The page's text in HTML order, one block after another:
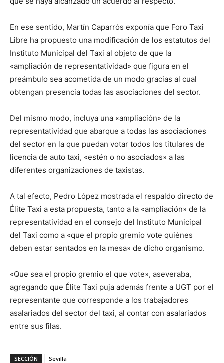
En ese sentido, Martín Caparrós exponía que Foro Taxi
Libre ha propuesto una modificación de los estatutos del
Instituto Municipal del Taxi al objeto de que la
«ampliación de representatividad» que figura en el
preámbulo sea acometida de un modo gracias al cual
obtengan presencia todas las asociaciones del sector.
Del mismo modo, incluya una «ampliación» de la
representatividad que abarque a todas las asociaciones
del sector en la que puedan votar todos los titulares de
licencia de auto taxi, «estén o no asociados» a las
diferentes organizaciones de taxistas.
A tal efecto, Pedro López mostrada el respaldo directo de
Élite Taxi a esta propuesta, tanto a la «ampliación» de la
representatividad en el consejo del Instituto Municipal
del Taxi como a «que el propio gremio vote quiénes
deben estar sentados en la mesa» de dicho organismo.
«Que sea el propio gremio el que vote», aseveraba,
agregando que Élite Taxi puja además frente a UGT por el
representante que corresponde a los trabajadores
asalariados del sector del taxi, al contar con asalariados
entre sus filas.
SECCIÓN Sevilla